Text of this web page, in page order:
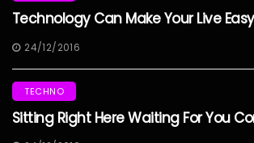
Technology Can Make Your Live
24/12/2016
TECHNO
Sitting Right Here Waiting For You